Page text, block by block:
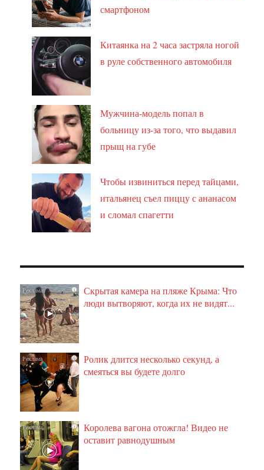
смартфоном
Китаянка на 2 часа застряла ногой
в руле собственного автомобиля
Мужчина-модель попал в
больницу из-за того, что выдавил
прыщ на губе
Чтобы извиниться перед тайцами,
итальянец съел пиццу с ананасом
и сломал спагетти
i
Скрытая камера на пляже Крыма: Что
люди вытворяют, когда их не видят...
i
Ролик длится несколько секунд, а
смеяться вы будете долго
i
Королева вагона отожгла! Видео не
оставит равнодушным